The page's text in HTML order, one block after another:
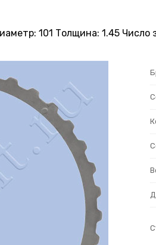
101 Толщина: 1.45 Число